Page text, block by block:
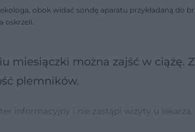
obok widać sondę aparatu przykładaną do
oskrzeli.
miesiączki można zajść w ciążę.
plemników.
informacyjny i nie zastąpi wizyty u lekarza.